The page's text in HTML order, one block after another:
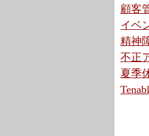
顧客
イベ
精神
不正
夏季